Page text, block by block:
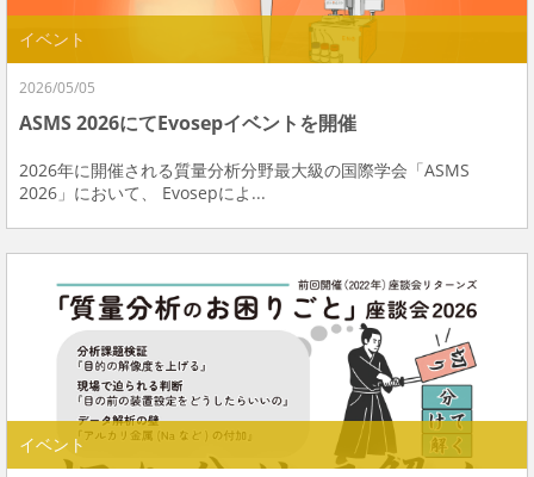
イベント
2026/05/05
ASMS 2026にてEvosepイベントを開催
2026年に開催される質量分析分野最大級の国際学会「ASMS
2026」において、 Evosepによ...
イベント